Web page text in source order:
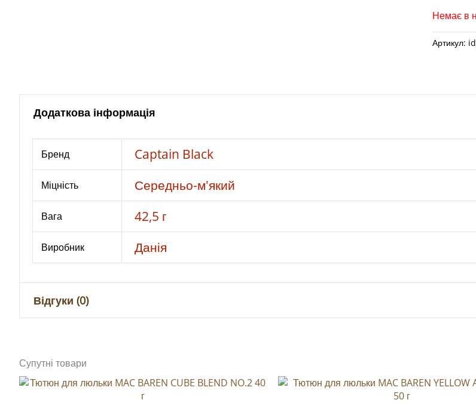
Немає в
Артикул:
Додаткова інформація
Бренд Captain Black
Міцність Середньо-м'який
Вага 42,5 г
Виробник Данія
Відгуки (0)
Будьте першим, хто залишив відгук на “Тютюн для люльки CAPTAIN
Ваша e-mail адреса не оприлюднюватиметься.Обов’язкові поля
Супутні товари